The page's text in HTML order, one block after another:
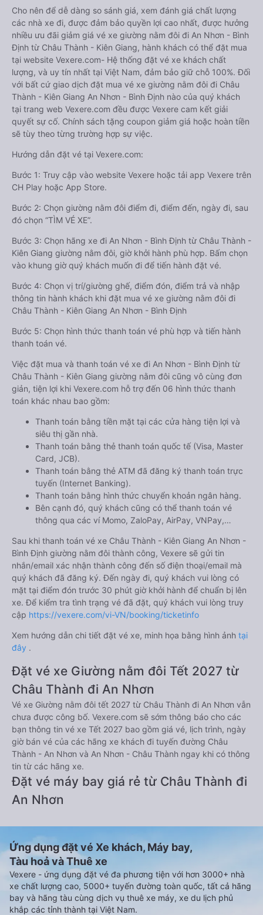
Cho nên để dễ dàng so sánh giá, xem đánh giá chất lượng
các nhà xe đi, được đảm bảo quyền lợi cao nhất, được hưởng
nhiều ưu đãi giảm giá vé xe giường nằm đôi đi An Nhơn - Bình
Định từ Châu Thành - Kiên Giang, hành khách có thể đặt mua
tại website Vexere.com- Hệ thống đặt vé xe khách chất
lượng, và uy tín nhất tại Việt Nam, đảm bảo giữ chỗ 100%. Đối
với bất cứ giao dịch đặt mua vé xe giường nằm đôi đi Châu
Thành - Kiên Giang An Nhơn - Bình Định nào của quý khách
tại trang web Vexere.com đều được Vexere cam kết giải
quyết sự cố. Chính sách tặng coupon giảm giá hoặc hoàn tiền
sẽ tùy theo từng trường hợp sự việc.
Hướng dẫn đặt vé tại Vexere.com:
Bước 1: Truy cập vào website Vexere hoặc tải app Vexere trên
CH Play hoặc App Store.
Bước 2: Chọn giường nằm đôi điểm đi, điểm đến, ngày đi, sau
đó chọn “TÌM VÉ XE”.
Bước 3: Chọn hãng xe đi An Nhơn - Bình Định từ Châu Thành -
Kiên Giang giường nằm đôi, giờ khởi hành phù hợp. Bấm chọn
vào khung giờ quý khách muốn đi để tiến hành đặt vé.
Bước 4: Chọn vị trí/giường ghế, điểm đón, điểm trả và nhập
thông tin hành khách khi đặt mua vé xe giường nằm đôi đi
Châu Thành - Kiên Giang An Nhơn - Bình Định
Bước 5: Chọn hình thức thanh toán vé phù hợp và tiến hành
thanh toán vé.
Việc đặt mua và thanh toán vé xe đi An Nhơn - Bình Định từ
Châu Thành - Kiên Giang giường nằm đôi cũng vô cùng đơn
giản, tiện lợi khi Vexere.com hỗ trợ đến 06 hình thức thanh
toán khác nhau bao gồm:
Thanh toán bằng tiền mặt tại các cửa hàng tiện lợi và
siêu thị gần nhà.
Thanh toán bằng thẻ thanh toán quốc tế (Visa, Master
Card, JCB).
Thanh toán bằng thẻ ATM đã đăng ký thanh toán trực
tuyến (Internet Banking).
Thanh toán bằng hình thức chuyển khoản ngân hàng.
Bên cạnh đó, quý khách cũng có thể thanh toán vé
thông qua các ví Momo, ZaloPay, AirPay, VNPay,…
Sau khi thanh toán vé xe Châu Thành - Kiên Giang An Nhơn -
Bình Định giường nằm đôi thành công, Vexere sẽ gửi tin
nhắn/email xác nhận thành công đến số điện thoại/email mà
quý khách đã đăng ký. Đến ngày đi, quý khách vui lòng có
mặt tại điểm đón trước 30 phút giờ khởi hành để chuẩn bị lên
xe. Để kiểm tra tình trạng vé đã đặt, quý khách vui lòng truy
cập https://vexere.com/vi-VN/booking/ticketinfo
Xem hướng dẫn chi tiết đặt vé xe, minh họa bằng hình ảnh tại
đây .
Đặt vé xe Giường nằm đôi Tết 2027 từ
Châu Thành đi An Nhơn
Vé xe Giường nằm đôi tết 2027 từ Châu Thành đi An Nhơn vẫn
chưa được công bố. Vexere.com sẽ sớm thông báo cho các
bạn thông tin vé xe Tết 2027 bao gồm giá vé, lịch trình, ngày
giờ bán vé của các hãng xe khách đi tuyến đường Châu
Thành - An Nhơn và An Nhơn - Châu Thành ngay khi có thông
tin từ các hãng xe.
Đặt vé máy bay giá rẻ từ Châu Thành đi
An Nhơn
Ứng dụng đặt vé Xe khách, Máy bay,
Tàu hoả và Thuê xe
Vexere - ứng dụng đặt vé đa phương tiện với hơn 3000+ nhà
xe chất lượng cao, 5000+ tuyến đường toàn quốc, tất cả hãng
bay và hãng tàu cùng dịch vụ thuê xe máy, xe du lịch phủ
khắp các tỉnh thành tại Việt Nam.